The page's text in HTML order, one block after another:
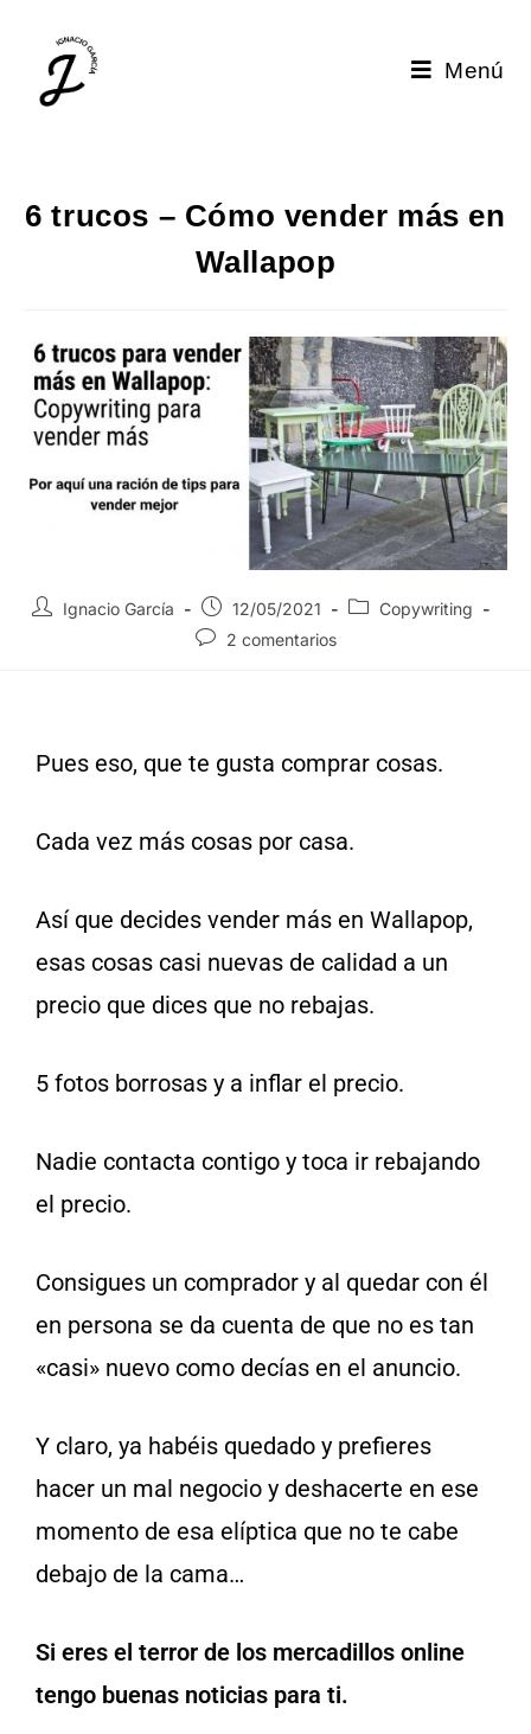
Menú
6 trucos – Cómo vender más en
Wallapop
Ignacio García 12/05/2021
Copywriting
2 comentarios
Pues eso, que te gusta comprar cosas.
Cada vez más cosas por casa.
Así que decides vender más en Wallapop,
esas cosas casi nuevas de calidad a un
precio que dices que no rebajas.
5 fotos borrosas y a inflar el precio.
Nadie contacta contigo y toca ir rebajando
el precio.
Consigues un comprador y al quedar con él
en persona se da cuenta de que no es tan
«casi» nuevo como decías en el anuncio.
Y claro, ya habéis quedado y prefieres
hacer un mal negocio y deshacerte en ese
momento de esa elíptica que no te cabe
debajo de la cama…
Si eres el terror de los mercadillos online
tengo buenas noticias para ti.